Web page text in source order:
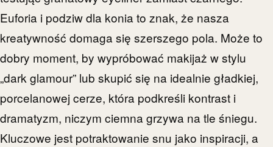
Euforia i podziw dla konia to znak, że nasza
kreatywność domaga się szerszego pola. Może to
dobry moment, by wypróbować makijaż w stylu
„dark glamour” lub skupić się na idealnie gładkiej,
porcelanowej cerze, która podkreśli kontrast i
dramatyzm, niczym ciemna grzywa na tle śniegu.
Kluczowe jest potraktowanie snu jako inspiracji, a